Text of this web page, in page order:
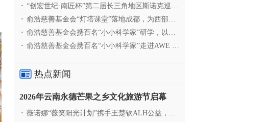
· “创宏世纪·南匠杯”第二届长三角地区斯诺克巡回赛（江
· 俞浩慈善基金会“灯塔课堂”落地成都，为西部学子搭建
· 俞浩慈善基金会携百名“小小科学家”研学，以顶尖科创
· 俞浩慈善基金会携百名“小小科学家”走进AWE 探访追觅
热点新闻
2026年云南永德芒果之乡文化旅游节启幕
· 薇诺娜“薇笑阳光计划”携手王楚钦ALH公益，助力高原乒